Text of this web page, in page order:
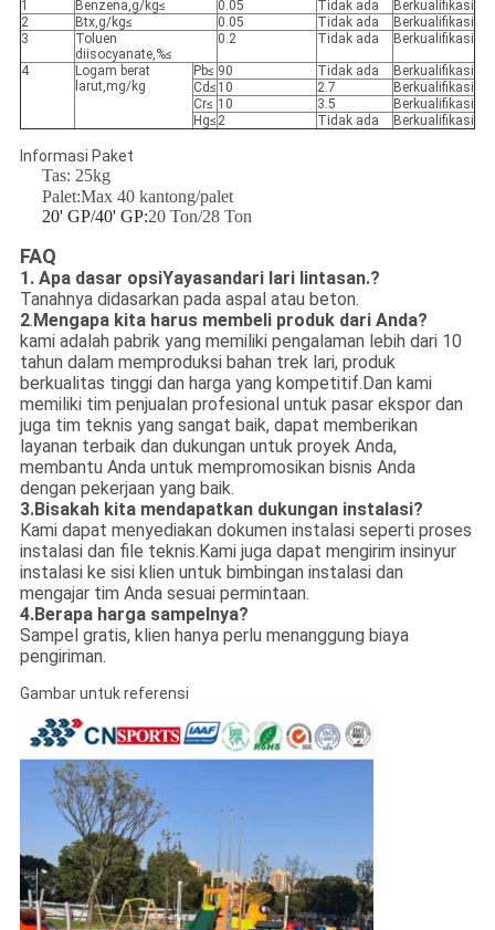
1 Benzena,g/kg≤ 0.05 Tidak ada
Berkualifikasi
2
Btx,g/kg≤ 0.05 Tidak ada
Berkualifikasi
3
Toluen
diisocyanate,%≤
0.2 Tidak ada Berkualifikasi
4
Logam berat
larut,mg/kg
Pb≤ 90 Tidak ada
Berkualifikasi
Cd≤ 10 2.7
Berkualifikasi
Cr≤ 10 3.5
Berkualifikasi
Hg≤ 2 Tidak ada Berkualifikasi
Informasi Paket
Tas: 25kg
Palet:Max 40 kantong/palet
20' GP/40' GP:20 Ton/28 Ton
FAQ
1. Apa dasar opsiYayasandari lari lintasan.?
Tanahnya didasarkan pada aspal atau beton.
2.Mengapa kita harus membeli produk dari Anda?
kami adalah pabrik yang memiliki pengalaman lebih dari 10
tahun dalam memproduksi bahan trek lari, produk
berkualitas tinggi dan harga yang kompetitif.Dan kami
memiliki tim penjualan profesional untuk pasar ekspor dan
juga tim teknis yang sangat baik, dapat memberikan
layanan terbaik dan dukungan untuk proyek Anda,
membantu Anda untuk mempromosikan bisnis Anda
dengan pekerjaan yang baik.
3.Bisakah kita mendapatkan dukungan instalasi?
Kami dapat menyediakan dokumen instalasi seperti proses
instalasi dan file teknis.Kami juga dapat mengirim insinyur
instalasi ke sisi klien untuk bimbingan instalasi dan
mengajar tim Anda sesuai permintaan.
4.Berapa harga sampelnya?
Sampel gratis, klien hanya perlu menanggung biaya
pengiriman.
Gambar untuk referensi